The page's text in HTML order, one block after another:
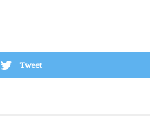
Tweet